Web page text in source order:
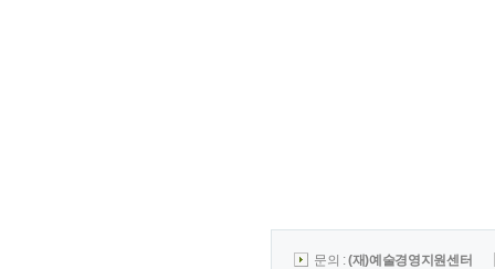
문의 :(재)예술경영지원센터